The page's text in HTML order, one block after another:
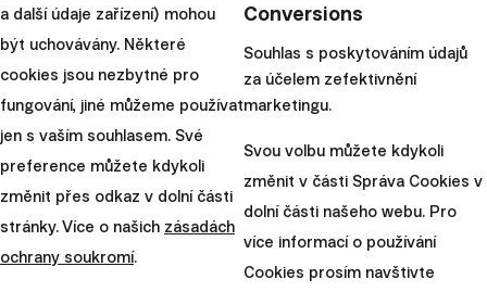
ho ve Finaxu usnadňujeme,
abyste mohli začít jednoduše
a bez st...
Brtková
2026
Načíst další
a další údaje zařízení) mohou
být uchovávány. Některé
cookies jsou nezbytné pro
fungování, jiné můžeme používat
jen s vaším souhlasem. Své
preference můžete kdykoli
změnit přes odkaz v dolní části
stránky. Více o našich zásadách
ochrany soukromí.
Conversions
Souhlas s poskytováním údajů
za účelem zefektivnění
marketingu.
Svou volbu můžete kdykoli
změnit v části Správa Cookies v
dolní části našeho webu. Pro
více informací o používání
Cookies prosím navštivte